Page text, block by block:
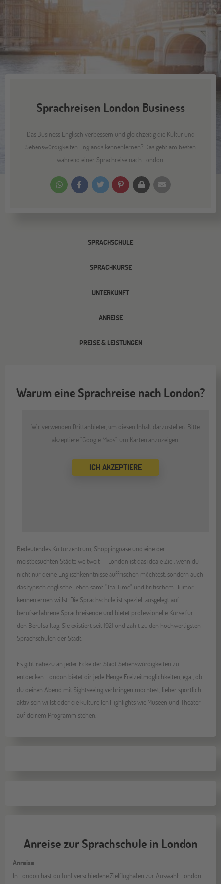
Sprachreisen London Business
Das Business Englisch verbessern und gleichzeitig die Kultur und
Sehenswürdigkeiten Englands kennenlernen? Das geht am besten
während einer Sprachreise nach London.
SPRACHSCHULE
SPRACHKURSE
UNTERKUNFT
ANREISE
PREISE & LEISTUNGEN
Warum eine Sprachreise nach London?
Wir verwenden Drittanbieter, um diesen Inhalt darzustellen. Bitte
akzeptiere "Google Maps", um Karten anzuzeigen.
ICH AKZEPTIERE
Bedeutendes Kulturzentrum, Shoppingoase und eine der
meistbesuchten Städte weltweit — London ist das ideale Ziel, wenn du
nicht nur deine Englischkenntnisse auffrischen möchtest, sondern auch
das typisch englische Leben samt "Tea Time" und britischem Humor
kennenlernen willst. Die Sprachschule ist speziell ausgelegt auf
berufserfahrene Sprachreisende und bietet professionelle Kurse für
den Berufsalltag. Sie existiert seit 1921 und zählt zu den hochwertigsten
Sprachschulen der Stadt.
Es gibt nahezu an jeder Ecke der Stadt Sehenswürdigkeiten zu
entdecken. London bietet dir jede Menge Freizeitmöglichkeiten, egal, ob
du deinen Abend mit Sightseeing verbringen möchtest, lieber sportlich
aktiv sein willst oder die kulturellen Highlights wie Museen und Theater
auf deinem Programm stehen.
Anreise zur Sprachschule in London
Anreise
In London hast du fünf verschiedene Zielflughäfen zur Auswahl: London